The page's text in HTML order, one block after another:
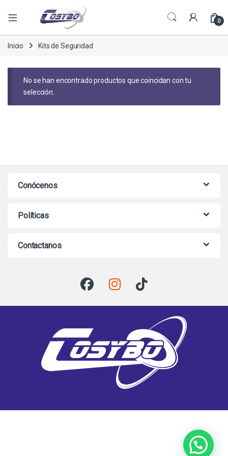
0
Inicio Kits de Seguridad
No se han encontrado productos que coincidan con tu
selección.
Conócenos
Políticas
Contactanos